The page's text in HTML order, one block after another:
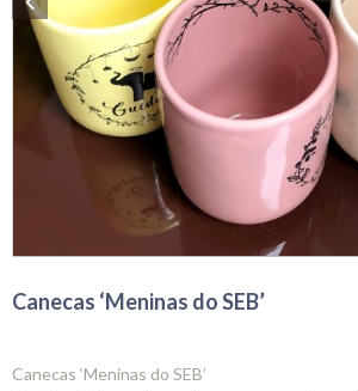
Canecas ‘Meninas do SEB’
Canecas ‘Meninas do SEB’